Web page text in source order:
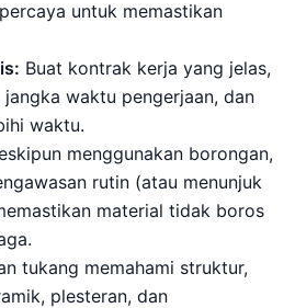
untuk memastikan
Buat kontrak kerja yang jelas,
jangka waktu pengerjaan, dan
waktu.
menggunakan borongan,
rutin (atau menunjuk
material tidak boros
tukang memahami struktur,
plesteran, dan